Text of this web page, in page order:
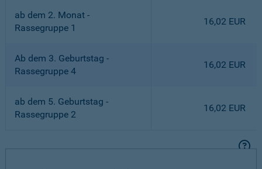
ab dem 2. Monat -
Rassegruppe 1
16,02 EUR
Ab dem 3. Geburtstag -
Rassegruppe 4
16,02 EUR
ab dem 5. Geburtstag -
Rassegruppe 2
16,02 EUR